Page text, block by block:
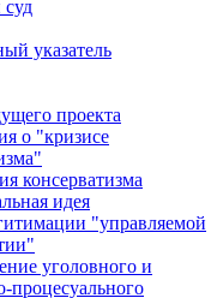
указатель
проекта
о "кризисе
консерватизма
идея
"управляемой
уголовного и
процесуального